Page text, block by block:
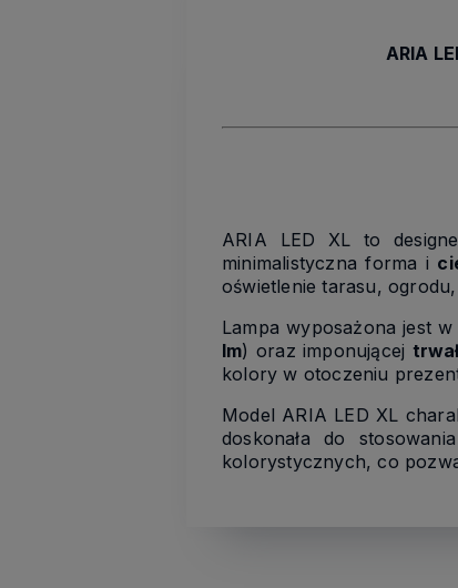
ARIA
ARIA LED XL to
minimalistyczna forma i
oświetlenie tarasu,
Lampa wyposażona jest
lm) oraz imponującej
kolory w otoczeniu
Model ARIA LED XL
doskonała do
kolorystycznych, co